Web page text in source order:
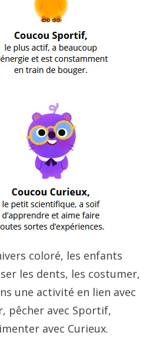
coloré, les enfants
les dents, les costumer,
une activité en lien avec
pêcher avec Sportif,
avec Curieux.